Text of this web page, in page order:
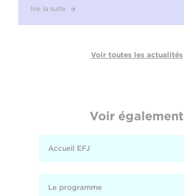
lire la suite
Voir toutes les actualités
Voir également
Accueil EFJ
Le programme